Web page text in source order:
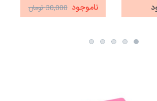
ناموجود 30,000 تومان